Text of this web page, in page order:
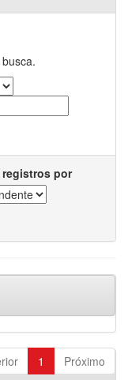
registros por
1 Próximo